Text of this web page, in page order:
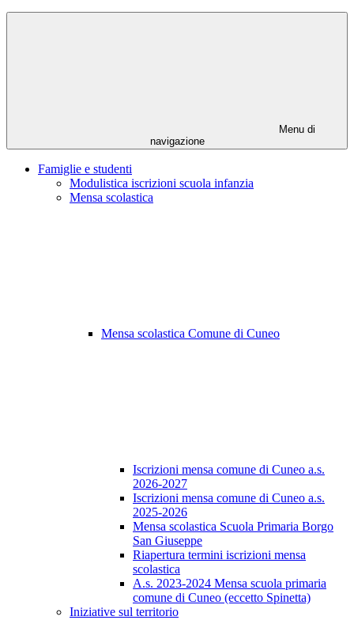
Menu di
navigazione
Famiglie e studenti
Modulistica iscrizioni scuola infanzia
Mensa scolastica
Mensa scolastica Comune di Cuneo
Iscrizioni mensa comune di Cuneo a.s.
2026-2027
Iscrizioni mensa comune di Cuneo a.s.
2025-2026
Mensa scolastica Scuola Primaria Borgo
San Giuseppe
Riapertura termini iscrizioni mensa
scolastica
A.s. 2023-2024 Mensa scuola primaria
comune di Cuneo (eccetto Spinetta)
Iniziative sul territorio